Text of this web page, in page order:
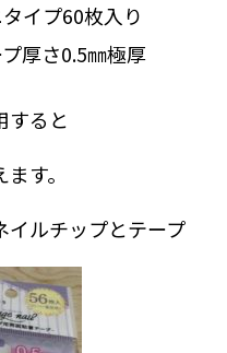
イプ60枚入り
厚さ0.5㎜極厚
すると
す。
ルチップとテープ